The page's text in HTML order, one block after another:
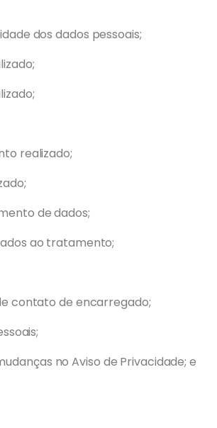
dos dados pessoais;
realizado;
de dados;
ao tratamento;
contato de encarregado;
no Aviso de Privacidade; e